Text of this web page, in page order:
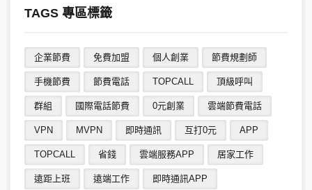
TAGS 專區標籤
企業節費 免費加盟 個人創業 節費規劃師
手機節費 節費電話 TOPCALL 頂級呼叫
群組 國際電話節費 0元創業 雲端節費電話
VPN MVPN 即時通訊 互打0元 APP
TOPCALL 省錢 雲端服務APP 居家工作
遠距上班 遠端工作 即時通訊APP